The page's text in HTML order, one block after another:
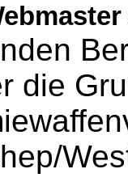
die